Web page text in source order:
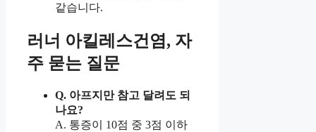
같습니다.
러너 아킬레스건염, 자
주 묻는 질문
Q. 아프지만 참고 달려도 되
나요?
A. 통증이 10점 중 3점 이하